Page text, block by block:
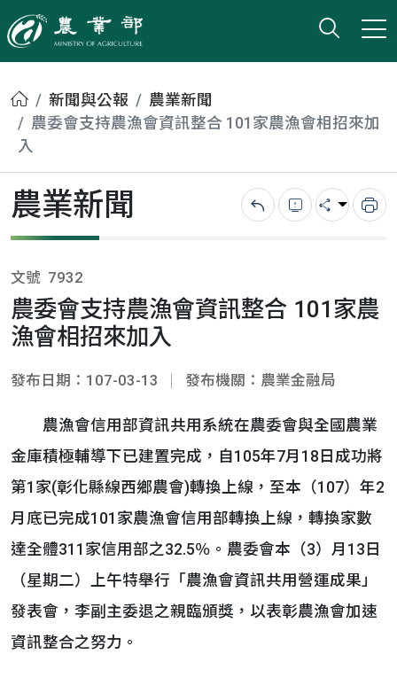
農業部
打開
小版
首頁新聞與公報
農業新聞
農委會支持農漁會資訊整合 101家農漁會相招來加
入
農業新聞 回上一頁錯誤回報
分享 列
文號 7932
農委會支持農漁會資訊整合 101家農
漁會相招來加入
發布日期：107-03-13 發布機關：農業金融局
農漁會信用部資訊共用系統在農委會與全國農業
金庫積極輔導下已建置完成，自105年7月18日成功將
第1家(彰化縣線西鄉農會)轉換上線，至本（107）年2
月底已完成101家農漁會信用部轉換上線，轉換家數
達全體311家信用部之32.5％。農委會本（3）月13日
（星期二）上午特舉行「農漁會資訊共用營運成果」
發表會，李副主委退之親臨頒獎，以表彰農漁會加速
資訊整合之努力。